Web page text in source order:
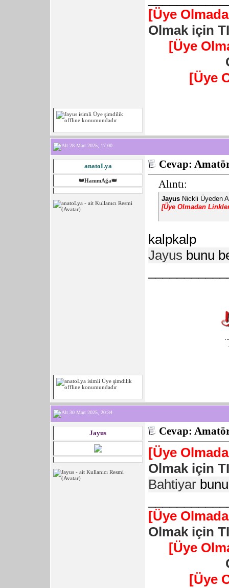
[Üye
Olmak için
[Üye
[Üye
28 Mart 2025, 17:00
anatoLya
👑HanımAğa👑
Cevap:
Alıntı:
Jayus Nickli Üyeden
[Üye Olmadan
kalpkalp
Jayus bunu
30 Mart 2025, 20:34
Jayus Cevap:
[Üye
Olmak için
Bahtiyar
[Üye
Olmak için
[Üye
[Üye